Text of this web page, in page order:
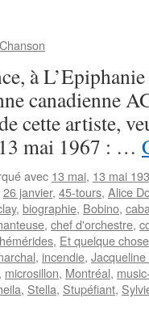
à
canadienne
cette artiste,
mai 1967 : …
avec 13 mai, 13 mai
26 janvier, 45-tours, Alice
, biographie, Bobino,
, chef d'orchestre,
, Et quelque
, incendie, Jacqueline
, microsillon, Montréal,
, Stella, Stupéfiant,